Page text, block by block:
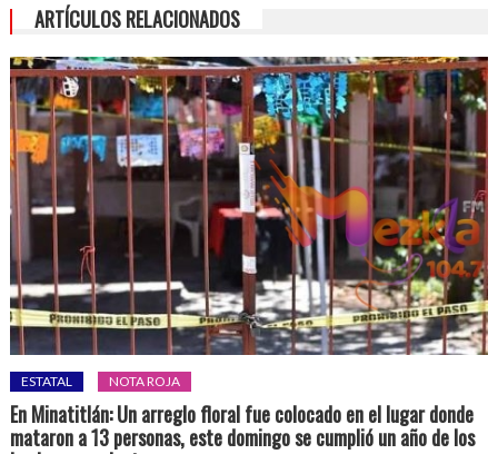
ARTÍCULOS RELACIONADOS
ESTATAL NOTA ROJA
En Minatitlán: Un arreglo floral fue colocado en el lugar donde
mataron a 13 personas, este domingo se cumplió un año de los